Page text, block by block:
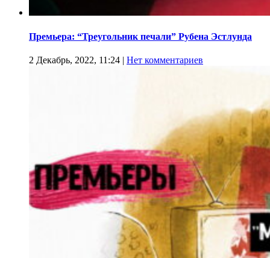
Премьера: “Треугольник печали” Рубена Эстлунда
2 Декабрь, 2022, 11:24 | Нет комментариев